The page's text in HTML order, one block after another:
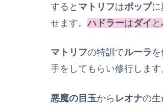
すると マトリフはポップに
せます。ハドラーはダイ と
マトリフの特訓でルーラ
手をしてもらい修行します
悪魔の目玉から レオナの生